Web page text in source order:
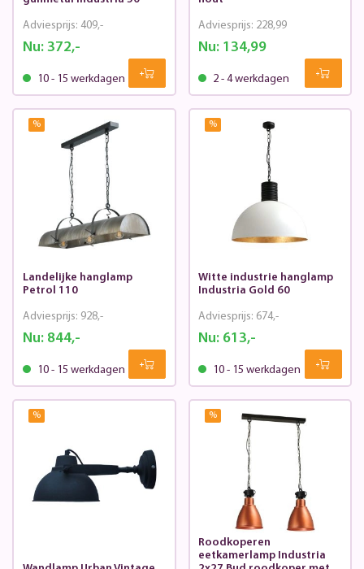
Nu:372,-
Adviesprijs: 409,-
10 - 15 werkdagen
Nu: 134,99
Adviesprijs: 228,99
2 - 4 werkdagen
%
Landelijke hanglamp
Petrol 110
Nu:844,-
Adviesprijs: 928,-
10 - 15 werkdagen
%
Witte industrie hanglamp
Industria Gold 60
Nu: 613,-
Adviesprijs: 674,-
10 - 15 werkdagen
% %
Roodkoperen
eetkamerlamp Industria